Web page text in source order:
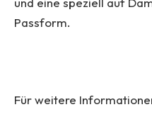
Passform.
Für weitere